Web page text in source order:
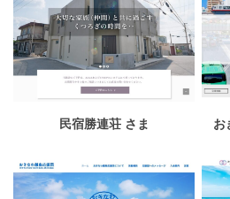
民宿勝連荘 さま お